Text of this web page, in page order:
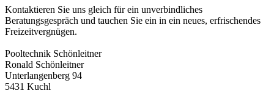
Kontaktieren Sie uns gleich für ein unverbindliches
Beratungsgespräch und tauchen Sie ein in ein neues, erfrischendes
Freizeitvergnügen.
Pooltechnik Schönleitner
Ronald Schönleitner
Unterlangenberg 94
5431 Kuchl